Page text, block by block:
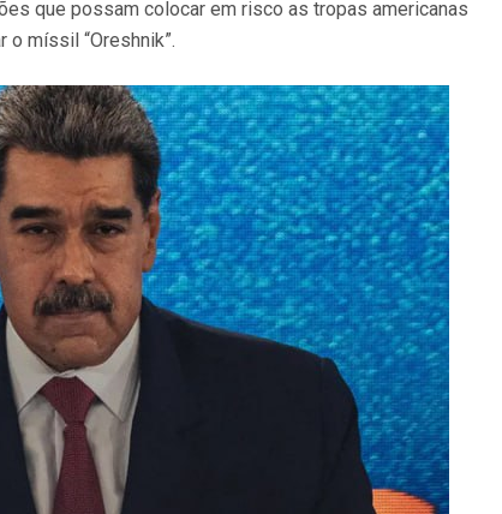
que possam colocar em risco as tropas americanas
míssil “Oreshnik”.